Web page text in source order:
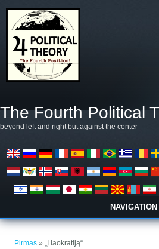
The Fourth Political
beyond left and right but against the center
NAVIGATION
Pirmas » „Į laokratiją“